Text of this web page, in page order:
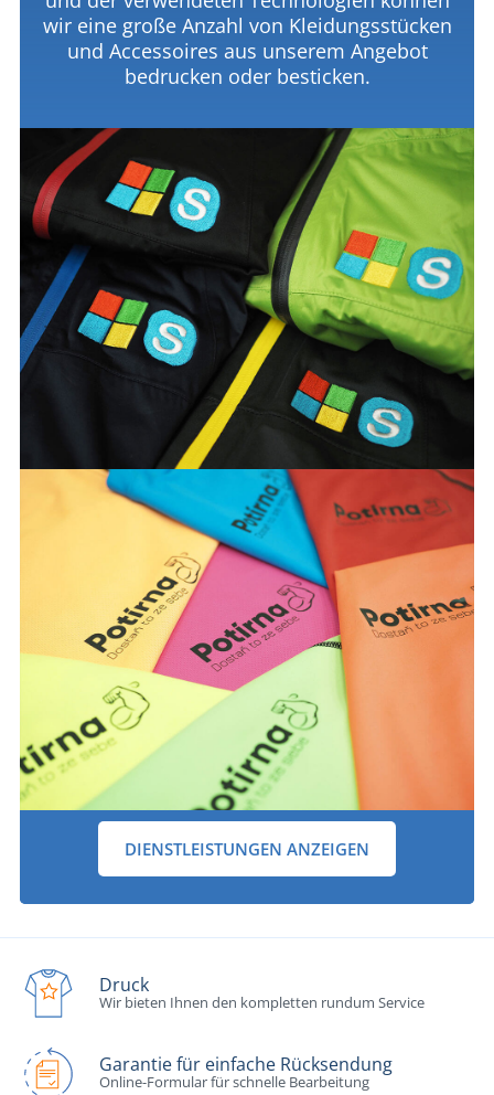
wir eine große Anzahl von Kleidungsstücken
und Accessoires aus unserem Angebot
bedrucken oder besticken.
DIENSTLEISTUNGEN ANZEIGEN
Druck
Wir bieten Ihnen den kompletten rundum Service
Garantie für einfache Rücksendung
Online-Formular für schnelle Bearbeitung